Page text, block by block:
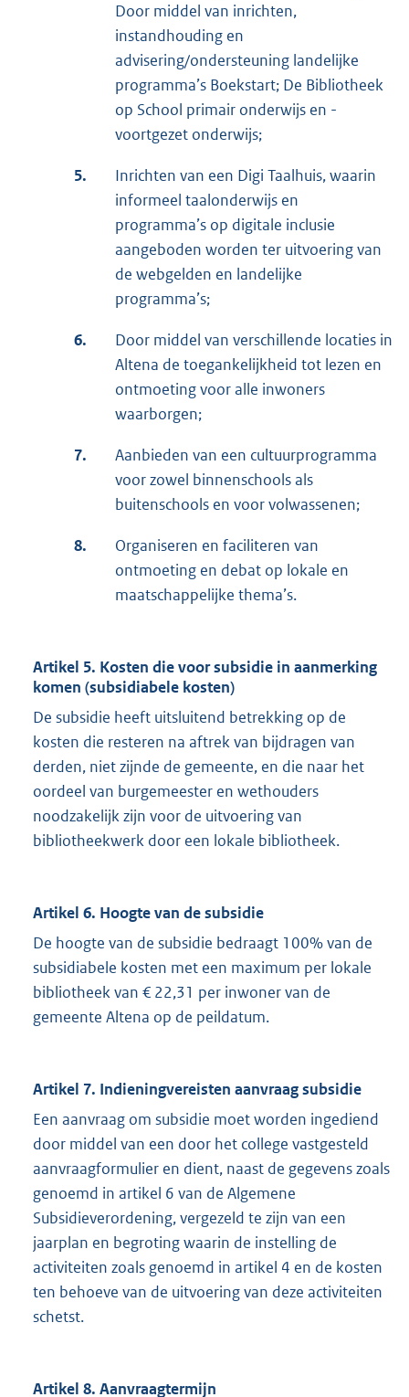
Door middel van inrichten,
instandhouding en
advisering/ondersteuning landelijke
programma’s Boekstart; De Bibliotheek
op School primair onderwijs en -
voortgezet onderwijs;
5.
Inrichten van een Digi Taalhuis, waarin
informeel taalonderwijs en
programma’s op digitale inclusie
aangeboden worden ter uitvoering van
de webgelden en landelijke
programma’s;
6.
Door middel van verschillende locaties in
Altena de toegankelijkheid tot lezen en
ontmoeting voor alle inwoners
waarborgen;
7.
Aanbieden van een cultuurprogramma
voor zowel binnenschools als
buitenschools en voor volwassenen;
8.
Organiseren en faciliteren van
ontmoeting en debat op lokale en
maatschappelijke thema’s.
Artikel 5. Kosten die voor subsidie in aanmerking
komen (subsidiabele kosten)
De subsidie heeft uitsluitend betrekking op de
kosten die resteren na aftrek van bijdragen van
derden, niet zijnde de gemeente, en die naar het
oordeel van burgemeester en wethouders
noodzakelijk zijn voor de uitvoering van
bibliotheekwerk door een lokale bibliotheek.
Artikel 6. Hoogte van de subsidie
De hoogte van de subsidie bedraagt 100% van de
subsidiabele kosten met een maximum per lokale
bibliotheek van € 22,31 per inwoner van de
gemeente Altena op de peildatum.
Artikel 7. Indieningvereisten aanvraag subsidie
Een aanvraag om subsidie moet worden ingediend
door middel van een door het college vastgesteld
aanvraagformulier en dient, naast de gegevens zoals
genoemd in artikel 6 van de Algemene
Subsidieverordening, vergezeld te zijn van een
jaarplan en begroting waarin de instelling de
activiteiten zoals genoemd in artikel 4 en de kosten
ten behoeve van de uitvoering van deze activiteiten
schetst.
Artikel 8. Aanvraagtermijn